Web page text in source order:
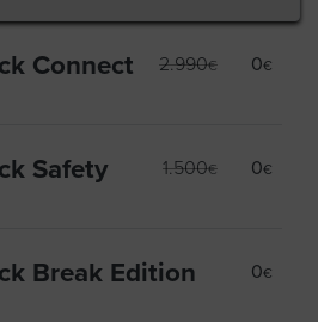
2.990€ 0€
Connect
1.500€ 0€
Safety
0€
Break Edition